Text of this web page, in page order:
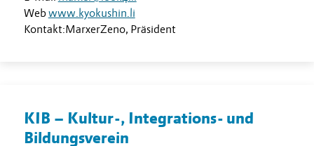
Webwww.kyokushin.li
Kontakt:MarxerZeno, Präsident
KIB – Kultur-, Integrations- und
Bildungsverein